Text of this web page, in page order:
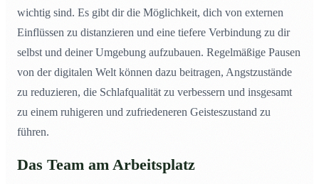
wichtig sind. Es gibt dir die Möglichkeit, dich von externen
Einflüssen zu distanzieren und eine tiefere Verbindung zu dir
selbst und deiner Umgebung aufzubauen. Regelmäßige Pausen
von der digitalen Welt können dazu beitragen, Angstzustände
zu reduzieren, die Schlafqualität zu verbessern und insgesamt
zu einem ruhigeren und zufriedeneren Geisteszustand zu
führen.
Das Team am Arbeitsplatz